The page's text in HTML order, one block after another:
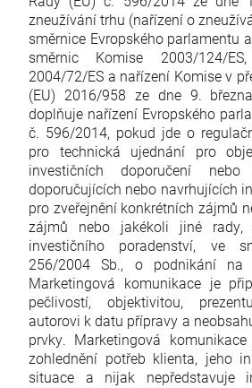
zneužívání trhu (nařízení o
směrnice Evropského parlamentu
směrnic Komise 2003/124/
2004/72/ES a nařízení Komise v
(EU) 2016/958 ze dne 9.
doplňuje nařízení Evropského
č. 596/2014, pokud jde o
pro technická ujednání pro
investičních doporučení
doporučujících nebo navrhujících
pro zveřejnění konkrétních zájmů
zájmů nebo jakékoli jiné
investičního poradenství, ve
256/2004 Sb., o podnikání na
Marketingová komunikace je
pečlivostí, objektivitou,
autorovi k datu přípravy a
prvky. Marketingová
zohlednění potřeb klienta, jeho
situace a nijak nepředstavuje